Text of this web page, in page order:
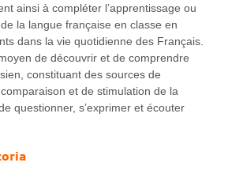
ainsi à compléter l’apprentissage ou
la langue française en classe en
dans la vie quotidienne des Français.
de découvrir et de comprendre
constituant des sources de
et de stimulation de la
questionner, s’exprimer et écouter